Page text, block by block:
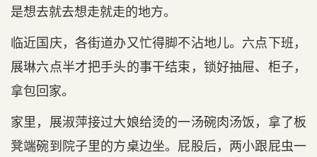
是想去就去想走就走的地方。
临近国庆，各街道办又忙得脚不沾地儿。六点下班，
展琳六点半才把手头的事干结束，锁好抽屉、柜子，
拿包回家。
家里，展淑萍接过大娘给烫的一汤碗肉汤饭，拿了板
凳端碗到院子里的方桌边坐。屁股后，两小跟屁虫一